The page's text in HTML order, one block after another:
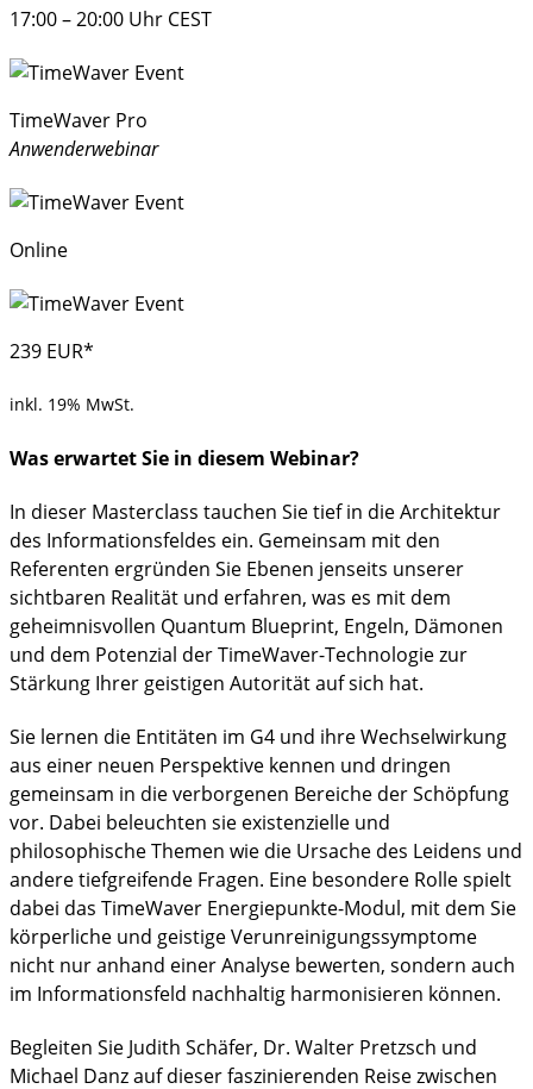
17:00 – 20:00 Uhr CEST
TimeWaver Pro
Anwenderwebinar
Online
239 EUR*
inkl. 19% MwSt.
Was erwartet Sie in diesem Webinar?
In dieser Masterclass tauchen Sie tief in die Architektur
des Informationsfeldes ein. Gemeinsam mit den
Referenten ergründen Sie Ebenen jenseits unserer
sichtbaren Realität und erfahren, was es mit dem
geheimnisvollen Quantum Blueprint, Engeln, Dämonen
und dem Potenzial der TimeWaver-Technologie zur
Stärkung Ihrer geistigen Autorität auf sich hat.
Sie lernen die Entitäten im G4 und ihre Wechselwirkung
aus einer neuen Perspektive kennen und dringen
gemeinsam in die verborgenen Bereiche der Schöpfung
vor. Dabei beleuchten sie existenzielle und
philosophische Themen wie die Ursache des Leidens und
andere tiefgreifende Fragen. Eine besondere Rolle spielt
dabei das TimeWaver Energiepunkte-Modul, mit dem Sie
körperliche und geistige Verunreinigungssymptome
nicht nur anhand einer Analyse bewerten, sondern auch
im Informationsfeld nachhaltig harmonisieren können.
Begleiten Sie Judith Schäfer, Dr. Walter Pretzsch und
Michael Danz auf dieser faszinierenden Reise zwischen